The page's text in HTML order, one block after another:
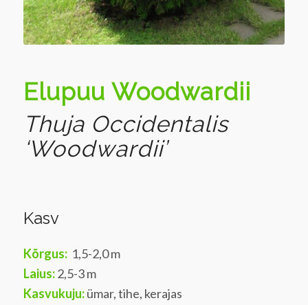
Elupuu Woodwardii
Thuja Occidentalis
‘Woodwardii’
Kasv
Kõrgus: 1,5-2,0 m
Laius:2,5-3 m
Kasvukuju:ümar, tihe, kerajas